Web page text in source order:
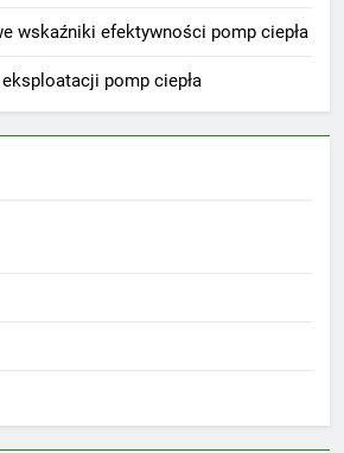
wskaźniki efektywności pomp ciepła
pomp ciepła